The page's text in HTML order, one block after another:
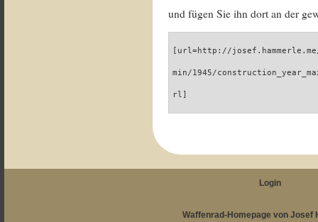
und fügen Sie ihn dort an der
[url=http://
min/1945/
rl]
Login
Waffenrad-Homepage von Josef